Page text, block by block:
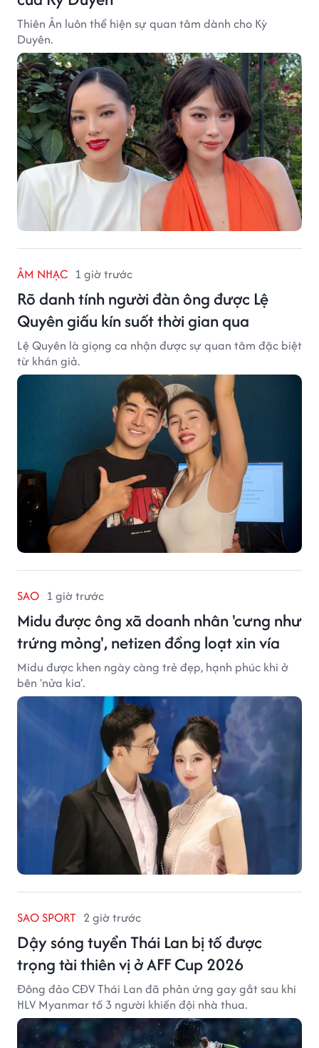
Thiên Ân luôn thể hiện sự quan tâm dành cho Kỳ
Duyên.
ÂM NHẠC 1 giờ trước
Rõ danh tính người đàn ông được Lệ
Quyên giấu kín suốt thời gian qua
Lệ Quyên là giọng ca nhận được sự quan tâm đặc biệt
từ khán giả.
SAO 1 giờ trước
Midu được ông xã doanh nhân 'cưng như
trứng mỏng', netizen đồng loạt xin vía
Midu được khen ngày càng trẻ đẹp, hạnh phúc khi ở
bên 'nửa kia'.
SAO SPORT 2 giờ trước
Dậy sóng tuyển Thái Lan bị tố được
trọng tài thiên vị ở AFF Cup 2026
Đông đảo CĐV Thái Lan đã phản ứng gay gắt sau khi
HLV Myanmar tố 3 người khiến đội nhà thua.